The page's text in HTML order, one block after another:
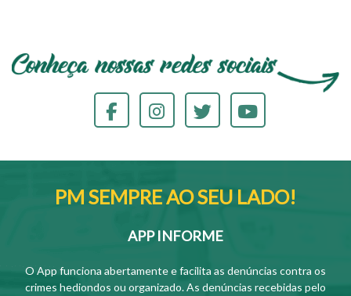
PM SEMPRE AO SEU LADO!
APP INFORME
O App funciona abertamente e facilita as denúncias contra os
crimes hediondos ou organizado. As denúncias recebidas pelo